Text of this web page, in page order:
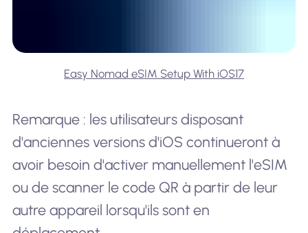
Easy Nomad eSIM Setup With iOS17
Remarque : les utilisateurs disposant
d'anciennes versions d'iOS continueront à
avoir besoin d'activer manuellement l'eSIM
ou de scanner le code QR à partir de leur
autre appareil lorsqu'ils sont en